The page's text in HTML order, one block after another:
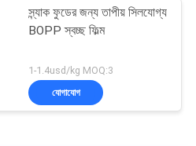
স্ন্যাক ফুডের জন্য তাপীয় সিলযোগ্য
BOPP স্বচ্ছ ফিল্ম
1-1.4usd/kg MOQ:3
যোগাযোগ